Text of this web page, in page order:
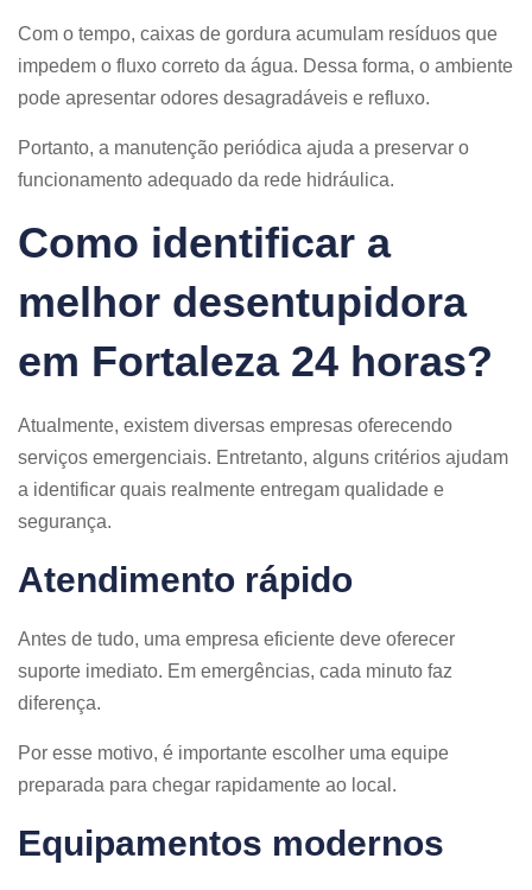
Com o tempo, caixas de gordura acumulam resíduos que
impedem o fluxo correto da água. Dessa forma, o ambiente
pode apresentar odores desagradáveis e refluxo.
Portanto, a manutenção periódica ajuda a preservar o
funcionamento adequado da rede hidráulica.
Como identificar a
melhor desentupidora
em Fortaleza 24 horas?
Atualmente, existem diversas empresas oferecendo
serviços emergenciais. Entretanto, alguns critérios ajudam
a identificar quais realmente entregam qualidade e
segurança.
Atendimento rápido
Antes de tudo, uma empresa eficiente deve oferecer
suporte imediato. Em emergências, cada minuto faz
diferença.
Por esse motivo, é importante escolher uma equipe
preparada para chegar rapidamente ao local.
Equipamentos modernos